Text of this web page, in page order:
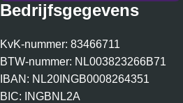
Bedrijfsgegevens
KvK-nummer: 83466711
BTW-nummer: NL003823266B71
IBAN: NL20INGB0008264351
BIC: INGBNL2A